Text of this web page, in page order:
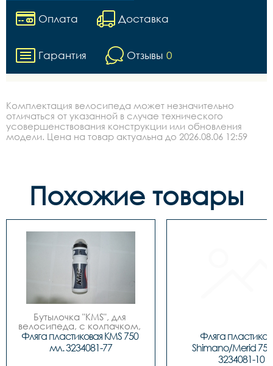
Оплата Доставка
Гарантия Отзывы 0
Комплектация велосипеда может незначительно
отличаться от указанной в случае технического
усовершенствования конструкции или обновления
модели. Цена на товар актуальна до 2026.08.06 12:59
Похожие товары
Бутылочка "KMS", для
велосипеда, с колпачком,
пластиковая, 750мл, 3
цвета (бело/синие, бело/
красные, бело/зеленые),
Фляга пластиковая KMS 750
мл. 3234081-77
Фляга
Shimano/Merid
3234081-10